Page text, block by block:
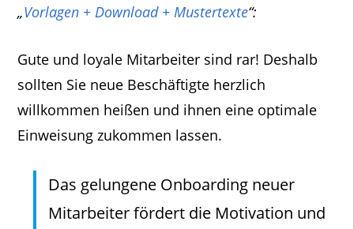
„Vorlagen + Download + Mustertexte“:
Gute und loyale Mitarbeiter sind rar! Deshalb
sollten Sie neue Beschäftigte herzlich
willkommen heißen und ihnen eine optimale
Einweisung zukommen lassen.
Das gelungene Onboarding neuer
Mitarbeiter fördert die Motivation und